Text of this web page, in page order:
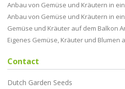
Anbau von Gemüse und Kräutern in
Anbau von Gemüse und Kräutern in
Gemüse und Kräuter auf dem Balkon
Eigenes Gemüse, Kräuter und Blumen
Contact
Dutch Garden Seeds